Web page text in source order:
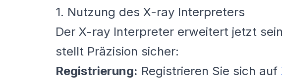
1. Nutzung des X-ray Interpreters
Der X-ray Interpreter erweitert jetzt
stellt Präzision sicher:
Registrierung: Registrieren Sie sich auf